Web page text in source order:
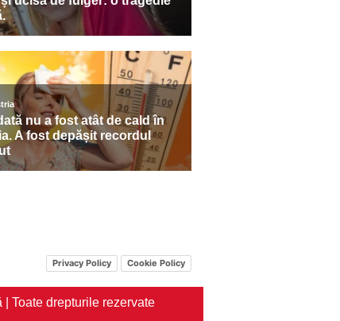
Privacy Policy Cookie Policy
Toate drepturile rezervate